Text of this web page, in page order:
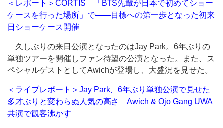
＜レポート＞CORTIS 「BTS先輩が日本で初めてショー
ケースを行った場所」で――目標への第一歩となった初来
日ショーケース開催
久しぶりの来日公演となったのはJay Park。6年ぶりの
単独ツアーを開催しファン待望の公演となった。また、ス
ペシャルゲストとしてAwichが登場し、大盛況を見せた。
＜ライブレポート＞Jay Park、6年ぶり単独公演で見せた
多才ぶりと変わらぬ人気の高さ Awich & Ojo Gang UWA
共演で観客沸かす